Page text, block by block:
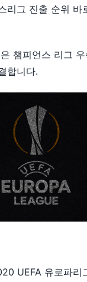
리그 진출 순위 바
챔피언스 리그
합니다.
UEFA 유로파리